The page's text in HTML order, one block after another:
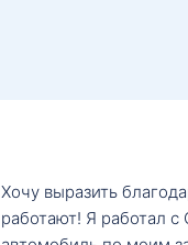
Хочу выразить
работают! Я работал